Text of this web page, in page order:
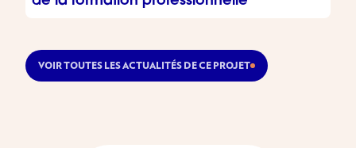
VOIR TOUTES LES ACTUALITÉS DE CE PROJET